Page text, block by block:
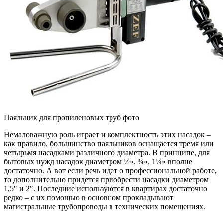
Паяльник для пропиленовых труб фото
Немаловажную роль играет и комплектность этих насадок –
как правило, большинство паяльников оснащается тремя или
четырьмя насадками различного диаметра. В принципе, для
бытовых нужд насадок диаметром ½», ¾», 1¼» вполне
достаточно. А вот если речь идет о профессиональной работе,
то дополнительно придется приобрести насадки диаметром
1,5″ и 2″. Последние используются в квартирах достаточно
редко – с их помощью в основном прокладывают
магистральные трубопроводы в технических помещениях.